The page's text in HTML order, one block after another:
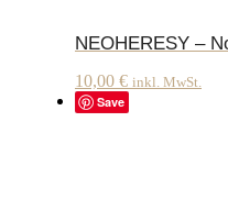
NEOHERESY –
10,00 € inkl. MwSt.
Save